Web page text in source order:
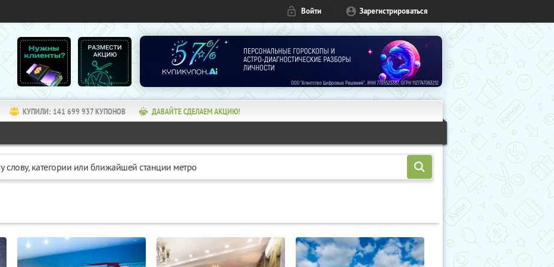
Войти Зарегистрироваться
КУПИЛИ: 141 699 937КУПОНОВ ДАВАЙТЕ СДЕЛАЕМ АКЦИЮ!